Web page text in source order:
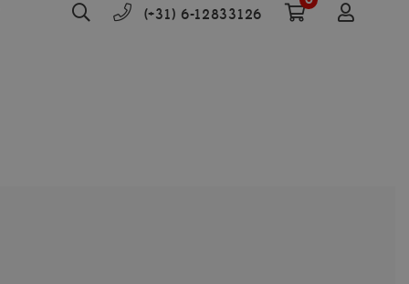
(+31) 6-12833126